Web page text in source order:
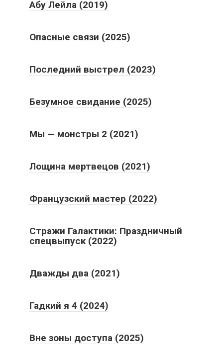
Абу Лейла (2019)
Опасные связи (2025)
Последний выстрел (2023)
Безумное свидание (2025)
Мы — монстры 2 (2021)
Лощина мертвецов (2021)
Французский мастер (2022)
Стражи Галактики: Праздничный
спецвыпуск (2022)
Дважды два (2021)
Гадкий я 4 (2024)
Вне зоны доступа (2025)